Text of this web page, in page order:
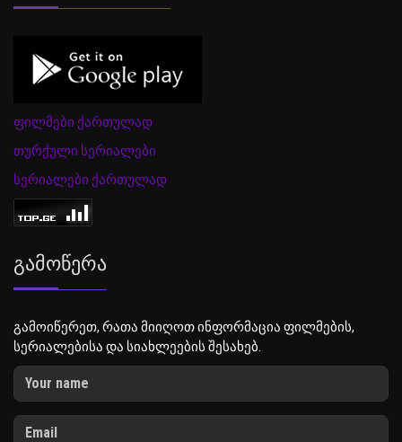
ფილმები ქართულად
თურქული სერიალები
სერიალები ქართულად
Გამოწერა
გამოიწერეთ, რათა მიიღოთ ინფორმაცია ფილმების,
სერიალებისა და სიახლეების შესახებ.